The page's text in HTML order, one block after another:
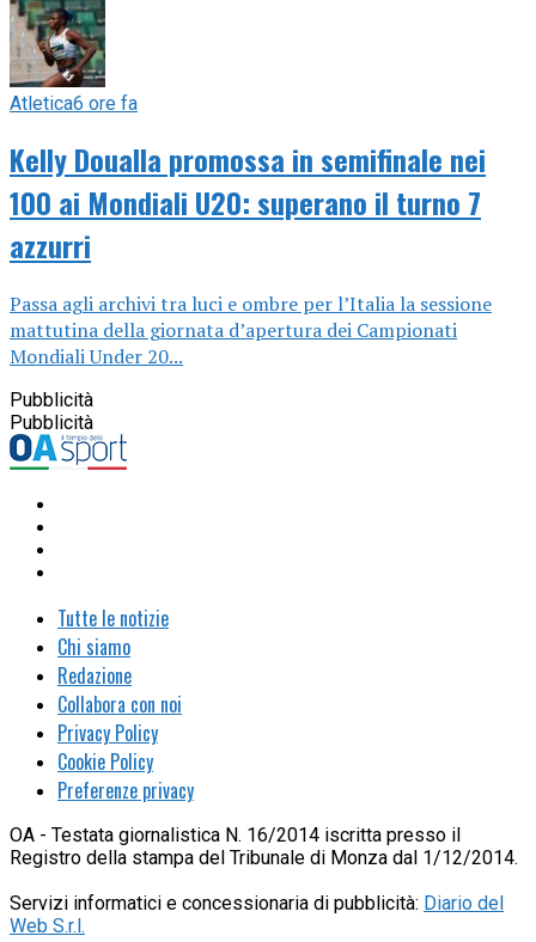
Atletica6 ore fa
Kelly Doualla promossa in semifinale nei
100 ai Mondiali U20: superano il turno 7
azzurri
Passa agli archivi tra luci e ombre per l’Italia la sessione
mattutina della giornata d’apertura dei Campionati
Mondiali Under 20...
Pubblicità
Pubblicità
Tutte le notizie
Chi siamo
Redazione
Collabora con noi
Privacy Policy
Cookie Policy
Preferenze privacy
OA - Testata giornalistica N. 16/2014 iscritta presso il
Registro della stampa del Tribunale di Monza dal 1/12/2014.
Servizi informatici e concessionaria di pubblicità: Diario del
Web S.r.l.